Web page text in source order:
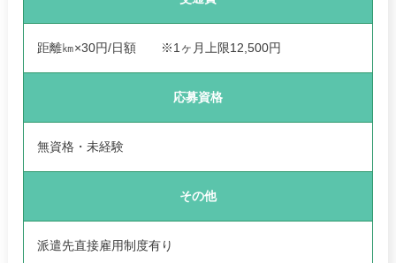
距離㎞×30円/日額 ※1ヶ月上限12,500円
応募資格
無資格・未経験
その他
派遣先直接雇用制度有り